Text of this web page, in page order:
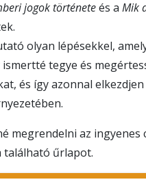
jogok történeteés a Mik
olyan lépésekkel,
tegye és
és így azonnal
megrendelni az ingyenes
található űrlapot.